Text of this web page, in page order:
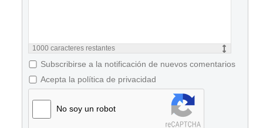
1000 caracteres restantes
Subscribirse a la notificación de nuevos comentarios
Acepta la política de privacidad
No soy un robot